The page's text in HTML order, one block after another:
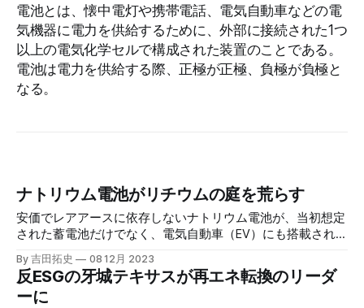
電池とは、懐中電灯や携帯電話、電気自動車などの電
気機器に電力を供給するために、外部に接続された1つ
以上の電気化学セルで構成された装置のことである。
電池は電力を供給する際、正極が正極、負極が負極と
なる。
ナトリウム電池がリチウムの庭を荒らす
安価でレアアースに依存しないナトリウム電池が、当初想定
された蓄電池だけでなく、電気自動車（EV）にも搭載されよ
うとしている。費用対効果が高く持続可能なエネルギー貯蔵
の拡大を引き起こし、再エネの地平を広げるだろう。
By 吉田拓史 08 12月 2023
反ESGの牙城テキサスが再エネ転換のリーダ
ーに